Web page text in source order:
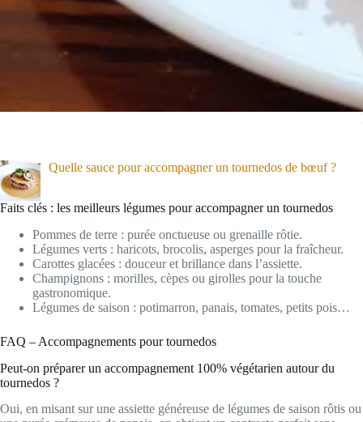
Quelle sauce pour accompagner un tournedos de bœuf ?
Faits clés : les meilleurs légumes pour accompagner un tournedos
Pommes de terre : purée onctueuse ou grenaille rôtie.
Légumes verts : haricots, brocolis, asperges pour la fraîcheur.
Carottes glacées : douceur et brillance dans l’assiette.
Champignons : morilles, cèpes ou girolles pour la touche
gastronomique.
Légumes de saison : potimarron, panais, tomates, petits pois…
FAQ – Accompagnements pour tournedos
Peut-on préparer un accompagnement 100% végétarien autour du
tournedos ?
Oui, en misant sur une assiette généreuse de légumes de saison rôtis ou